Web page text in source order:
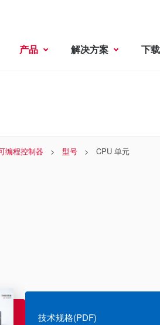
产品 解决方案 下载
编程控制器 型号 CPU 单元
技术规格(PDF)